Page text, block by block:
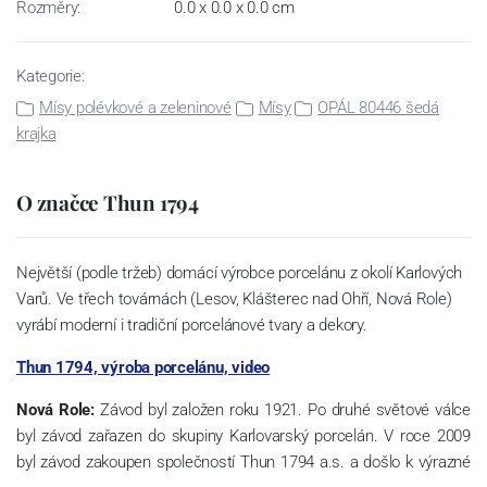
Rozměry: 0.0 x 0.0 x 0.0 cm
Kategorie:
Mísy polévkové a zeleninové
Mísy
OPÁL 80446 šedá
krajka
O značce Thun 1794
Největší (podle tržeb) domácí výrobce porcelánu z okolí Karlových
Varů. Ve třech továrnách (Lesov, Klášterec nad Ohří, Nová Role)
vyrábí moderní i tradiční porcelánové tvary a dekory.
Thun 1794, výroba porcelánu, video
Nová Role: Závod byl založen roku 1921. Po druhé světové válce
byl závod zařazen do skupiny Karlovarský porcelán. V roce 2009
byl závod zakoupen společností Thun 1794 a.s. a došlo k výrazné